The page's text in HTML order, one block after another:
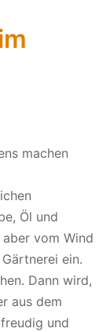
machen
Öl und
aber vom Wind
ein.
Dann wird,
aus dem
und